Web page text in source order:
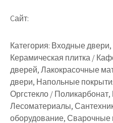
Cайт:
Категория: Входные двери,
Керамическая плитка /
дверей, Лакокрасочные
двери, Напольные
Оргстекло /
Лесоматериалы,
оборудование,